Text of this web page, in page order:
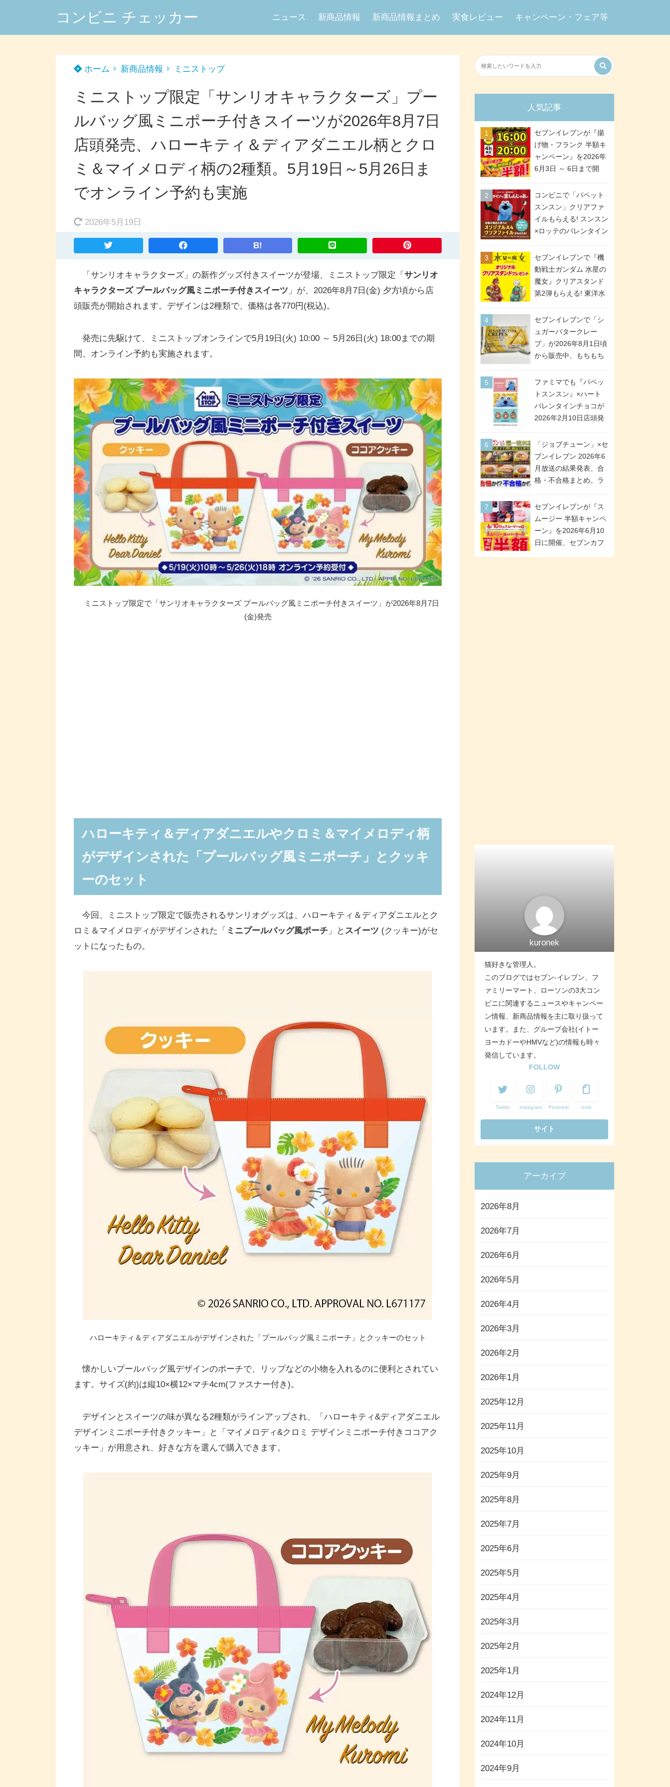
コンビニ チェッカー ニュース 新商品情報 新商品情報まとめ 実食レビュー キャンペーン・フェア等
ホーム 新商品情報 ミニストップ
ミニストップ限定「サンリオキャラクターズ」プー
ルバッグ風ミニポーチ付きスイーツが2026年8月7日
店頭発売、ハローキティ＆ディアダニエル柄とクロ
ミ＆マイメロディ柄の2種類。5月19日～5月26日ま
でオンライン予約も実施
2026年5月19日
B!
「サンリオキャラクターズ」の新作グッズ付きスイーツが登場、ミニストップ限定「 サンリオ
キャラクターズ プールバッグ風ミニポーチ付きスイーツ 」が、2026年8月7日(金) 夕方頃から店
頭販売が開始されます。デザインは2種類で、価格は各770円(税込)。
発売に先駆けて、ミニストップオンラインで5月19日(火) 10:00 ～ 5月26日(火) 18:00までの期
間、オンライン予約も実施されます。
ミニストップ限定で「サンリオキャラクターズ プールバッグ風ミニポーチ付きスイーツ」が2026年8月7日
(金)発売
ハローキティ＆ディアダニエルやクロミ＆マイメロディ柄
がデザインされた「プールバッグ風ミニポーチ」とクッキ
ーのセット
今回、ミニストップ限定で販売されるサンリオグッズは、ハローキティ＆ディアダニエルとク
ロミ＆マイメロディがデザインされた「 ミニプールバッグ風ポーチ 」と スイーツ (クッキー)がセ
ットになったもの。
ハローキティ＆ディアダニエルがデザインされた「プールバッグ風ミニポーチ」とクッキーのセット
懐かしいプールバッグ風デザインのポーチで、リップなどの小物を入れるのに便利とされてい
ます。サイズ(約)は縦10×横12×マチ4cm(ファスナー付き)。
デザインとスイーツの味が異なる2種類がラインアップされ、「ハローキティ&ディアダニエル
デザインミニポーチ付きクッキー」と「マイメロディ&クロミ デザインミニポーチ付きココアク
ッキー」が用意され、好きな方を選んで購入できます。
人気記事
セブンイレブンが『揚
げ物・フランク 半額キ
ャンペーン』を2026年
6月3日 ～ 6日まで開
などが「揚げ物スーパ
ーセール」でお得に! 各
日16:00 ～ 20:00の4時
間限定で実施。ななチ
メリカンドッグが税抜
き69円!
コンビニで「パペット
スンスン」クリアファ
イルもらえる! スンスン
×ロッテのバレンタイン
スタート。セブン、フ
ァミマ、ローソンの3社
で異なるデザイン＆対
象商品
セブンイレブンで『機
動戦士ガンダム 水星の
魔女』クリアスタンド
第2弾もらえる! 東洋水
ペーンが2026年5月26
日スタート。浴衣＆た
ぬき・キツネ姿のスレ
ッタ / ミオリネ / グエ
号・5号) / シャディク
ドになって登場!
セブンイレブンで「シ
ュガーバタークレー
プ」が2026年8月1日頃
から販売中、もちもち
シュガー＆バターをレ
ンジアップで手軽に楽
しめる冷凍食品。2個入
り
ファミマでも『パペッ
トスンスン』×ハート
バレンタインチョコが
2026年2月10日店頭発
チョコ」「チョコ缶」
「ツインギフト」が登
場
「ジョブチューン」×セ
ブンイレブン 2026年6
月放送の結果発表、合
格・不合格まとめ。ラ
合格「金のハンバー
グ」。満場一致合格数
は6商品、合格数は2商
品。TVerでの見逃し配
セブンイレブンが『ス
ムージー 半額キャンペ
ーン』を2026年6月10
日に開催、セブンカフ
kuronek
猫好きな管理人。
このブログではセブン-イレブン、フ
ァミリーマート、ローソンの3大コン
ビニに関連するニュースやキャンペー
ン情報、新商品情報を主に取り扱って
います。また、グループ会社(イトー
ヨーカドーやHMVなど)の情報も時々
発信しています。
FOLLOW
Twitter instagram Pinterest note
アーカイブ
2026年8月
2026年7月
2026年6月
2026年5月
2026年4月
2026年3月
2026年2月
2026年1月
2025年12月
2025年11月
2025年10月
2025年9月
2025年8月
2025年7月
2025年6月
2025年5月
2025年4月
2025年3月
2025年2月
2025年1月
2024年12月
2024年11月
2024年10月
2024年9月